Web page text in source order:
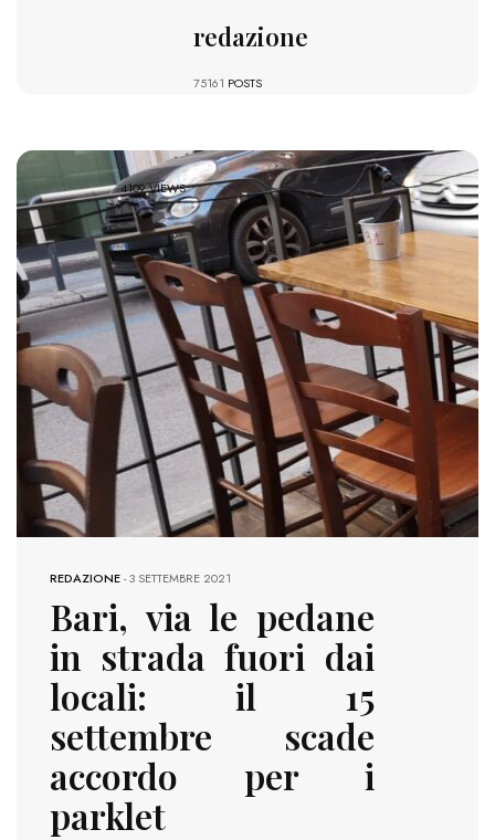
redazione
75161 POSTS
4109 VIEWS
REDAZIONE-3 SETTEMBRE 2021
Bari, via le pedane
in strada fuori dai
locali: il 15
settembre scade
accordo per i
parklet